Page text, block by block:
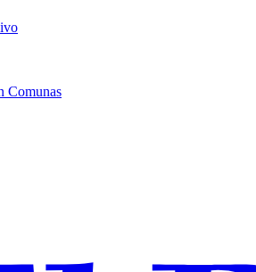
Comunas